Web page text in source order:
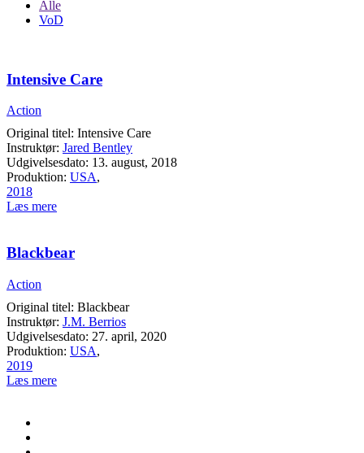
Alle
VoD
Intensive Care
Action
Original titel: Intensive Care
Instruktør: Jared Bentley
Udgivelsesdato: 13. august, 2018
Produktion: USA,
2018
Læs mere
Blackbear
Action
Original titel: Blackbear
Instruktør: J.M. Berrios
Udgivelsesdato: 27. april, 2020
Produktion: USA,
2019
Læs mere